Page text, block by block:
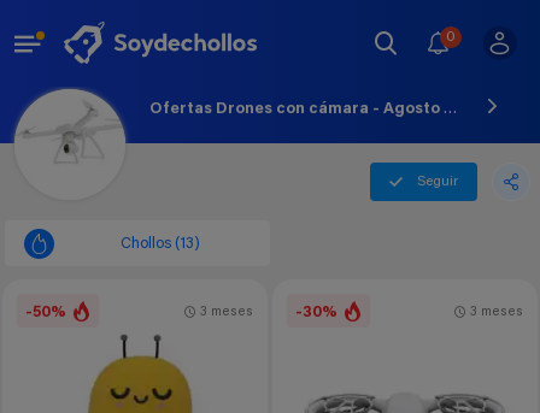
0
Ofertas Drones con cámara - Agosto - 2026
Seguir
Chollos (13)
-50% 3 meses -30% 3 meses